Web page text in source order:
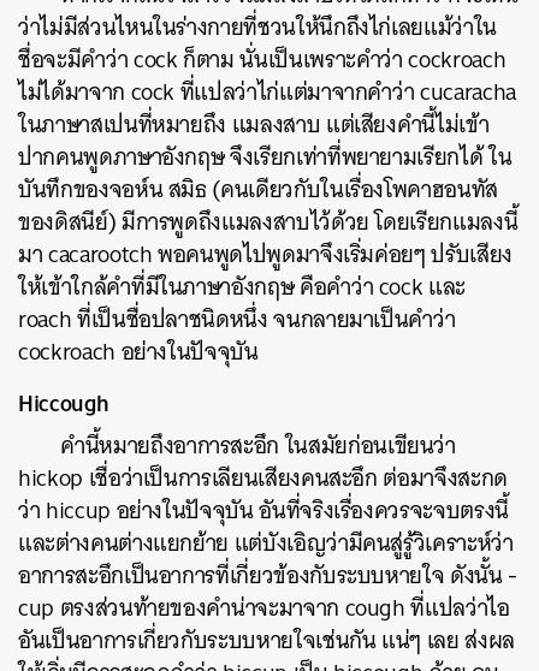
ว่าไม่มีส่วนไหนในร่างกายที่ชวนให้นึกถึงไก่เลยแม้ว่าใน
ชื่อจะมีคำว่า cock ก็ตาม นั่นเป็นเพราะคำว่า cockroach
ไม่ได้มาจาก cock ที่แปลว่าไก่แต่มาจากคำว่า cucaracha
ในภาษาสเปนที่หมายถึง แมลงสาบ แต่เสียงคำนี้ไม่เข้า
ปากคนพูดภาษาอังกฤษ จึงเรียกเท่าที่พยายามเรียกได้ ใน
บันทึกของจอห์น สมิธ (คนเดียวกับในเรื่องโพคาฮอนทัส
ของดิสนีย์) มีการพูดถึงแมลงสาบไว้ด้วย โดยเรียกแมลงนี้
มา cacarootch พอคนพูดไปพูดมาจึงเริ่มค่อยๆ ปรับเสียง
ให้เข้าใกล้คำที่มีในภาษาอังกฤษ คือคำว่า cock และ
roach ที่เป็นชื่อปลาชนิดหนึ่ง จนกลายมาเป็นคำว่า
cockroach อย่างในปัจจุบัน
Hiccough
คำนี้หมายถึงอาการสะอึก ในสมัยก่อนเขียนว่า
hickop เชื่อว่าเป็นการเลียนเสียงคนสะอึก ต่อมาจึงสะกด
ว่า hiccup อย่างในปัจจุบัน อันที่จริงเรื่องควรจะจบตรงนี้
และต่างคนต่างแยกย้าย แต่บังเอิญว่ามีคนสู่รู้วิเคราะห์ว่า
อาการสะอึกเป็นอาการที่เกี่ยวข้องกับระบบหายใจ ดังนั้น -
cup ตรงส่วนท้ายของคำน่าจะมาจาก cough ที่แปลว่าไอ
อันเป็นอาการเกี่ยวกับระบบหายใจเช่นกัน แน่ๆ เลย ส่งผล
SHARE TWEET LINE EMAIL